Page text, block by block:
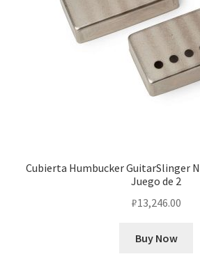
Cubierta Humbucker GuitarSlinger
Juego de 2
₽13,246.00
Buy Now